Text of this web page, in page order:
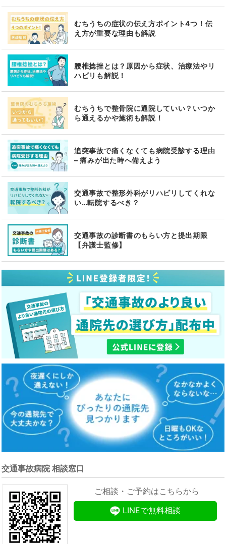
むちうちの症状の伝え方ポイント4つ！伝
え方が重要な理由も解説
腰椎捻挫とは？原因から症状、治療法やリ
ハビリも解説！
むちうちで整骨院に通院していい？いつか
ら通えるかや施術も解説！
追突事故で痛くなくても病院受診する理由
– 痛みが出た時へ備えよう
交通事故で整形外科がリハビリしてくれな
い…転院するべき？
交通事故の診断書のもらい方と提出期限
【弁護士監修】
交通事故病院 相談窓口
ご相談・ご予約はこちらから
LINEで無料相談